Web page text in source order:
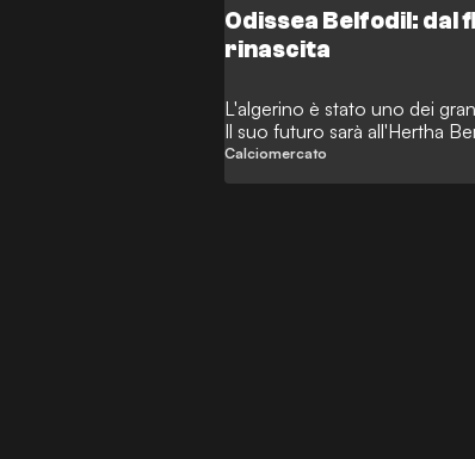
Odissea Belfodil:
rinascita
L'algerino è stato uno dei
Il suo futuro sarà all'Hertha
Calciomercato